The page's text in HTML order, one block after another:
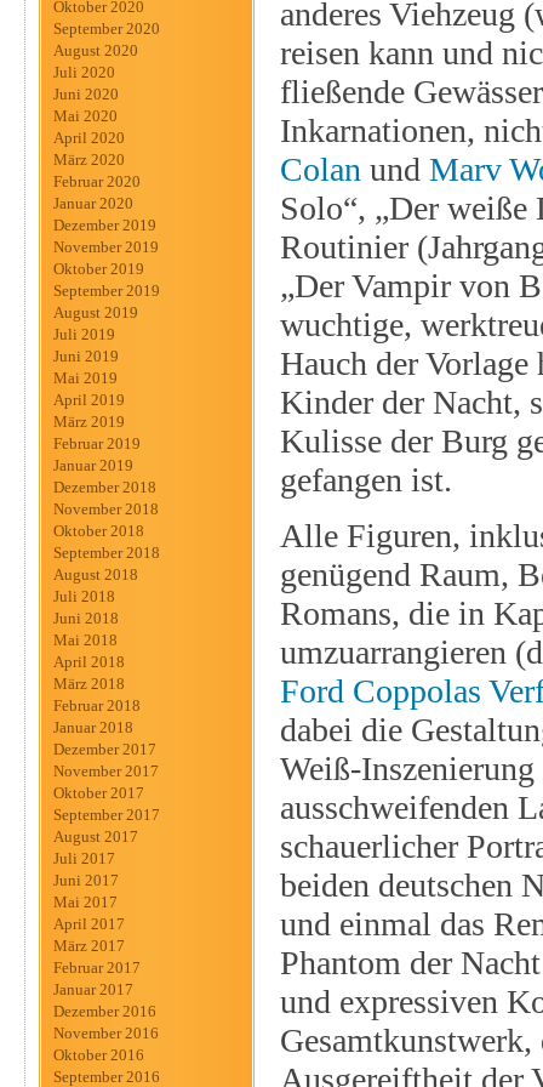
Oktober 2020
September 2020
August 2020
Juli 2020
Juni 2020
Mai 2020
April 2020
März 2020
Februar 2020
Januar 2020
Dezember 2019
November 2019
Oktober 2019
September 2019
August 2019
Juli 2019
Juni 2019
Mai 2019
April 2019
März 2019
Februar 2019
Januar 2019
Dezember 2018
November 2018
Oktober 2018
September 2018
August 2018
Juli 2018
Juni 2018
Mai 2018
April 2018
März 2018
Februar 2018
Januar 2018
Dezember 2017
November 2017
Oktober 2017
September 2017
August 2017
Juli 2017
Juni 2017
Mai 2017
April 2017
März 2017
Februar 2017
Januar 2017
Dezember 2016
November 2016
Oktober 2016
September 2016
anderes Viehzeug
reisen kann und
fließende
Inkarnationen,
Colan und Marv
Solo“, „Der
Routinier
„Der Vampir von
wuchtige,
Hauch der
Kinder der Nacht,
Kulisse der Burg
gefangen ist.
Alle Figuren,
genügend Raum,
Romans, die in
umzuarrangieren
Ford Coppolas
dabei die
Weiß-
ausschweifenden
schauerlicher
beiden deutschen
und einmal das
Phantom der
und expressiven
Ausgereiftheit der